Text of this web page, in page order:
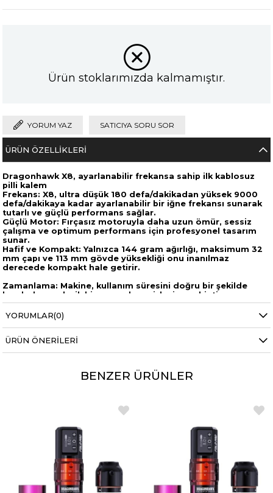
Ürün stoklarımızda kalmamıştır.
YORUM YAZ SATICIYA SORU SOR
ÜRÜN ÖZELLIKLERI
Dragonhawk X8, ayarlanabilir frekansa sahip ilk kablosuz
pilli kalem
Frekans: X8, ultra düşük 180 defa/dakikadan yüksek 9000
defa/dakikaya kadar ayarlanabilir bir iğne frekansı sunarak
tutarlı ve güçlü performans sağlar.
Güçlü Motor: Fırçasız motoruyla daha uzun ömür, sessiz
çalışma ve optimum performans için profesyonel tasarım
sunar.
Hafif ve Kompakt: Yalnızca 144 gram ağırlığı, maksimum 32
mm çapı ve 113 mm gövde yüksekliği onu inanılmaz
derecede kompakt hale getirir.
Zamanlama: Makine, kullanım süresini doğru bir şekilde
kaydeden yerleşik bir zamanlama işlevine sahiptir.
YORUMLAR(0)
ÜRÜN ÖNERILERI
BENZER ÜRÜNLER